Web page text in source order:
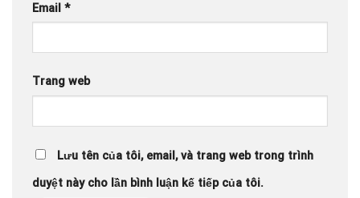
Email *
Trang web
Lưu tên của tôi, email, và trang web trong trình
duyệt này cho lần bình luận kế tiếp của tôi.